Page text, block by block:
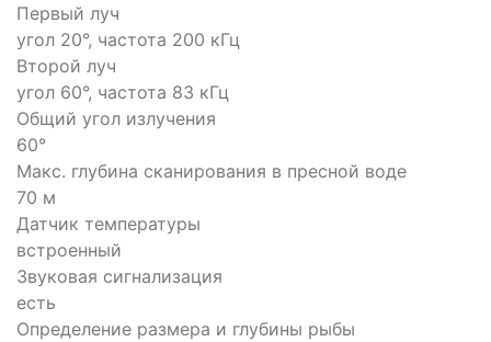
Первый луч
угол 20°, частота 200 кГц
Второй луч
угол 60°, частота 83 кГц
Общий угол излучения
60°
Макс. глубина сканирования в пресной воде
70 м
Датчик температуры
встроенный
Звуковая сигнализация
есть
Определение размера и глубины рыбы